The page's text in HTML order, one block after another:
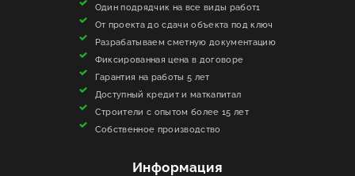
Один подрядчик на все виды работ1
От проекта до сдачи объекта под ключ
Разрабатываем сметную документацию
Фиксированная цена в договоре
Гарантия на работы 5 лет
Доступный кредит и маткапитал
Строители с опытом более 15 лет
Собственное производство
Информация